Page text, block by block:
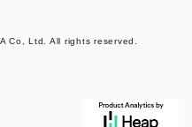
Co, Ltd. All rights reserved.